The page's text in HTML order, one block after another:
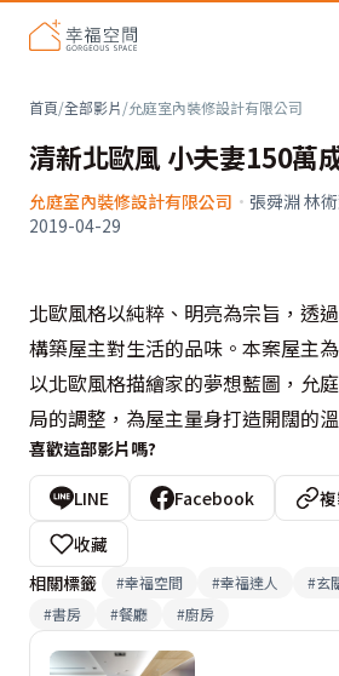
首頁/全部影片/允庭室內裝修設計有限公司
清新北歐風 小夫妻150萬
允庭室內裝修設計有限公司 · 張舜淵 林
2019-04-29
北歐風格以純粹、明亮為宗旨，透
構築屋主對生活的品味。本案屋主
以北歐風格描繪家的夢想藍圖，允
局的調整，為屋主量身打造開闊的
喜歡這部影片嗎?
LINE Facebook
收藏
相關標籤
#幸福空間 #幸福達人 #玄
#書房 #餐廳 #廚房